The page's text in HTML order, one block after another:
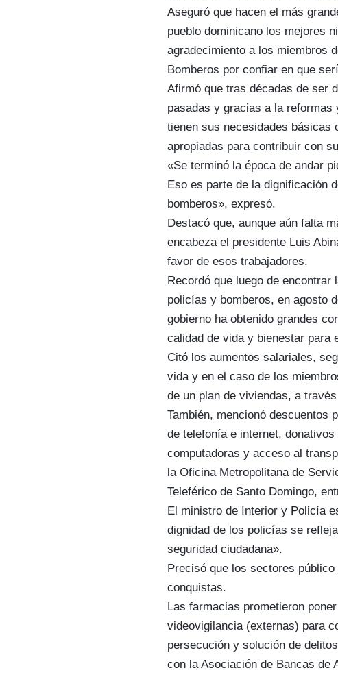
Aseguró que hacen el más
pueblo dominicano los mejores
agradecimiento a los miembros
Bomberos por confiar en que
Afirmó que tras décadas de ser
pasadas y gracias a la
tienen sus necesidades básicas
apropiadas para contribuir con
«Se terminó la época de andar
Eso es parte de la dignificación
bomberos», expresó.
Destacó que, aunque aún falta
encabeza el presidente Luis
favor de esos trabajadores.
Recordó que luego de
policías y bomberos, en agosto
gobierno ha obtenido grandes
calidad de vida y bienestar para
Citó los aumentos salariales,
vida y en el caso de los
de un plan de viviendas, a
También, mencionó descuentos
de telefonía e internet,
computadoras y acceso al
la Oficina Metropolitana de
Teleférico de Santo Domingo,
El ministro de Interior y Policía
dignidad de los policías se
seguridad ciudadana».
Precisó que los sectores
conquistas.
Las farmacias prometieron
videovigilancia (externas) para
persecución y solución de
con la Asociación de Bancas de